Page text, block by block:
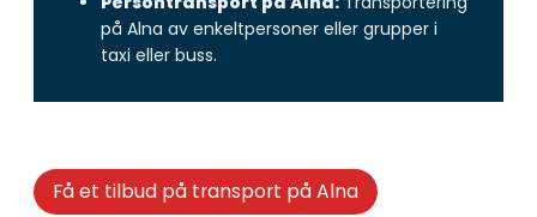
på Alna av enkeltpersoner eller grupper i
taxi eller buss.
Få et tilbud på transport på Alna